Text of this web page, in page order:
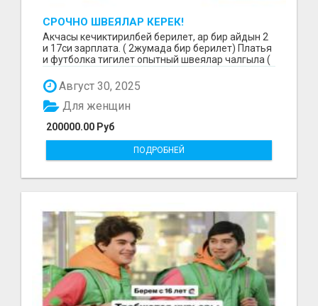
СРОЧНО ШВЕЯЛАР КЕРЕК!
Акчасы кечиктирилбей берилет, ар бир айдын 2
и 17си зарплата. ( 2жумада бир берилет) Платья
и футболка тигилет опытный швеялар чалгыла (
Август 30, 2025
200000.00 Руб
Для женщин
ПОДРОБНЕЙ